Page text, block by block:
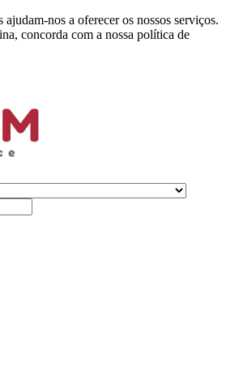
nos a oferecer os nossos serviços.
concorda com a nossa política de